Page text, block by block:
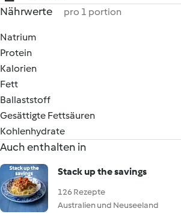
Nährwerte pro 1 portion
Natrium
Protein
Kalorien
Fett
Ballaststoff
Gesättigte Fettsäuren
Kohlenhydrate
Auch enthalten in
Stack up the savings
126 Rezepte
Australien und Neuseeland